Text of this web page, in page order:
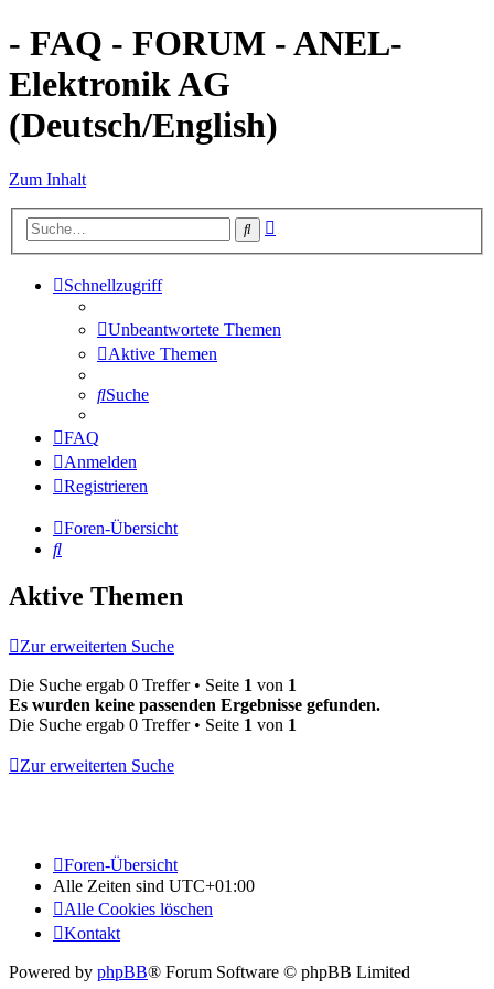
- FAQ - FORUM - ANEL-
Elektronik AG
(Deutsch/English)
Zum Inhalt
Suche
Schnellzugriff
Unbeantwortete Themen
Aktive Themen
Suche
FAQ
Anmelden
Registrieren
Foren-Übersicht
Suche
Aktive Themen
Zur erweiterten Suche
Die Suche ergab 0 Treffer • Seite 1 von 1
Es wurden keine passenden Ergebnisse gefunden.
Die Suche ergab 0 Treffer • Seite 1 von 1
Zur erweiterten Suche
Foren-Übersicht
Alle Zeiten sind UTC+01:00
Alle Cookies löschen
Kontakt
Powered by phpBB® Forum Software © phpBB Limited